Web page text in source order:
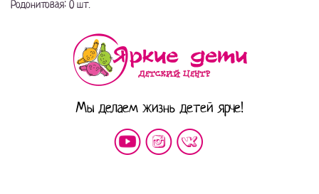
Родонитовая: 0 шт.
Мы делаем жизнь детей ярче!